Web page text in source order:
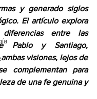
y generado siglos
El artículo explora
entre las
Pablo y Santiago,
visiones, lejos de
complementan para
de una fe genuina y